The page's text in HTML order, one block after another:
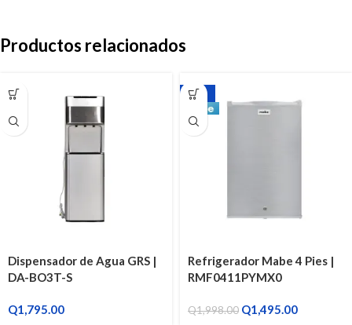
Productos relacionados
Dispensador de Agua GRS |
DA-BO3T-S
Q1,795.00
-25%
Refrigerador Mabe 4 Pies |
RMF0411PYMX0
Q1,998.00 Q1,495.00